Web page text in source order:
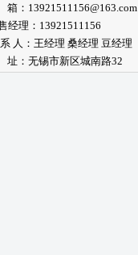
：13921511156@163.com
经理：13921511156
人：王经理 桑经理 豆经理
：无锡市新区城南路32